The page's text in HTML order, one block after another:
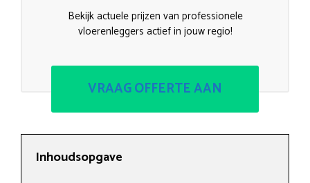
Bekijk actuele prijzen van professionele
vloerenleggers actief in jouw regio!
VRAAG OFFERTE AAN
Inhoudsopgave